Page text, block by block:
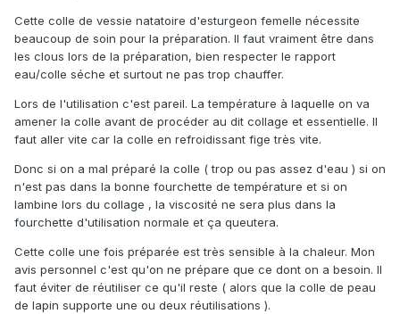
Cette colle de vessie natatoire d'esturgeon femelle nécessite
beaucoup de soin pour la préparation. Il faut vraiment être dans
les clous lors de la préparation, bien respecter le rapport
eau/colle séche et surtout ne pas trop chauffer.
Lors de l'utilisation c'est pareil. La température à laquelle on va
amener la colle avant de procéder au dit collage et essentielle. Il
faut aller vite car la colle en refroidissant fige très vite.
Donc si on a mal préparé la colle ( trop ou pas assez d'eau ) si on
n'est pas dans la bonne fourchette de température et si on
lambine lors du collage , la viscosité ne sera plus dans la
fourchette d'utilisation normale et ça queutera.
Cette colle une fois préparée est très sensible à la chaleur. Mon
avis personnel c'est qu'on ne prépare que ce dont on a besoin. Il
faut éviter de réutiliser ce qu'il reste ( alors que la colle de peau
de lapin supporte une ou deux réutilisations ).